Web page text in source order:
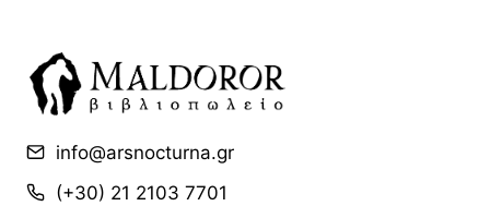
info@arsnocturna.gr
(+30) 21 2103 7701